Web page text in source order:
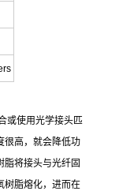
或使用光学接头匹
很高，就会降低功
脂将接头与光纤固
树脂熔化，进而在